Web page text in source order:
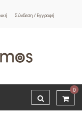
Σύνδεση / Εγγραφή
0